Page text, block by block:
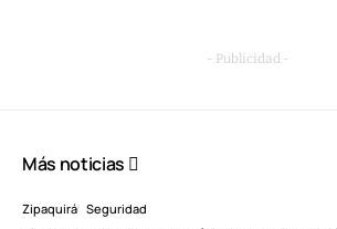
- Publicidad -
Más noticias
Zipaquirá Seguridad